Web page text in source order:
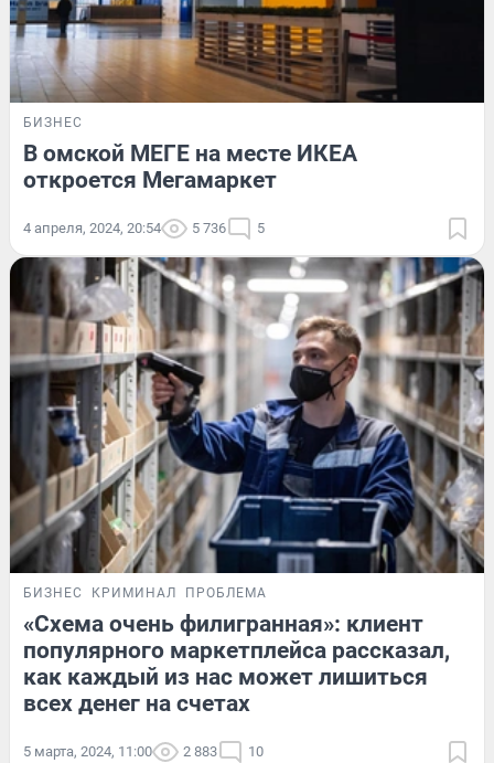
БИЗНЕС
В омской МЕГЕ на месте ИКЕА
откроется Мегамаркет
4 апреля, 2024, 20:54 5 736 5
БИЗНЕС КРИМИНАЛ ПРОБЛЕМА
«Схема очень филигранная»: клиент
популярного маркетплейса рассказал,
как каждый из нас может лишиться
всех денег на счетах
5 марта, 2024, 11:00 2 883 10